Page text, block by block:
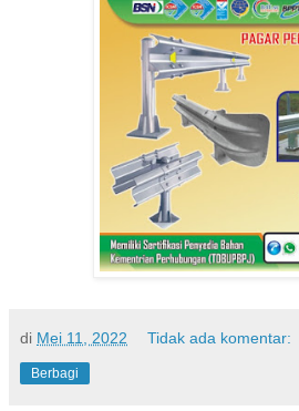
di Mei 11, 2022 Tidak ada komentar:
Berbagi